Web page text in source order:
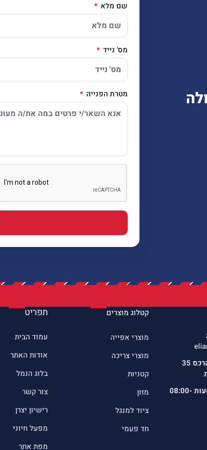
שם מלא
מס' נייד
מטרת הפנייה
כתובתינו : שדרות הרכס 35
08:00-
קטלוג מוצרים
מוצרי אפייה
מוצרי צריכה
קטניות
מזון
ציוד למנגל
חד פעמי
תפריט
עמוד הבית
אודות האתר
בלוג הנמל
צור קשר
רישיון יצרן
מפעל חיוני
מפת אתר